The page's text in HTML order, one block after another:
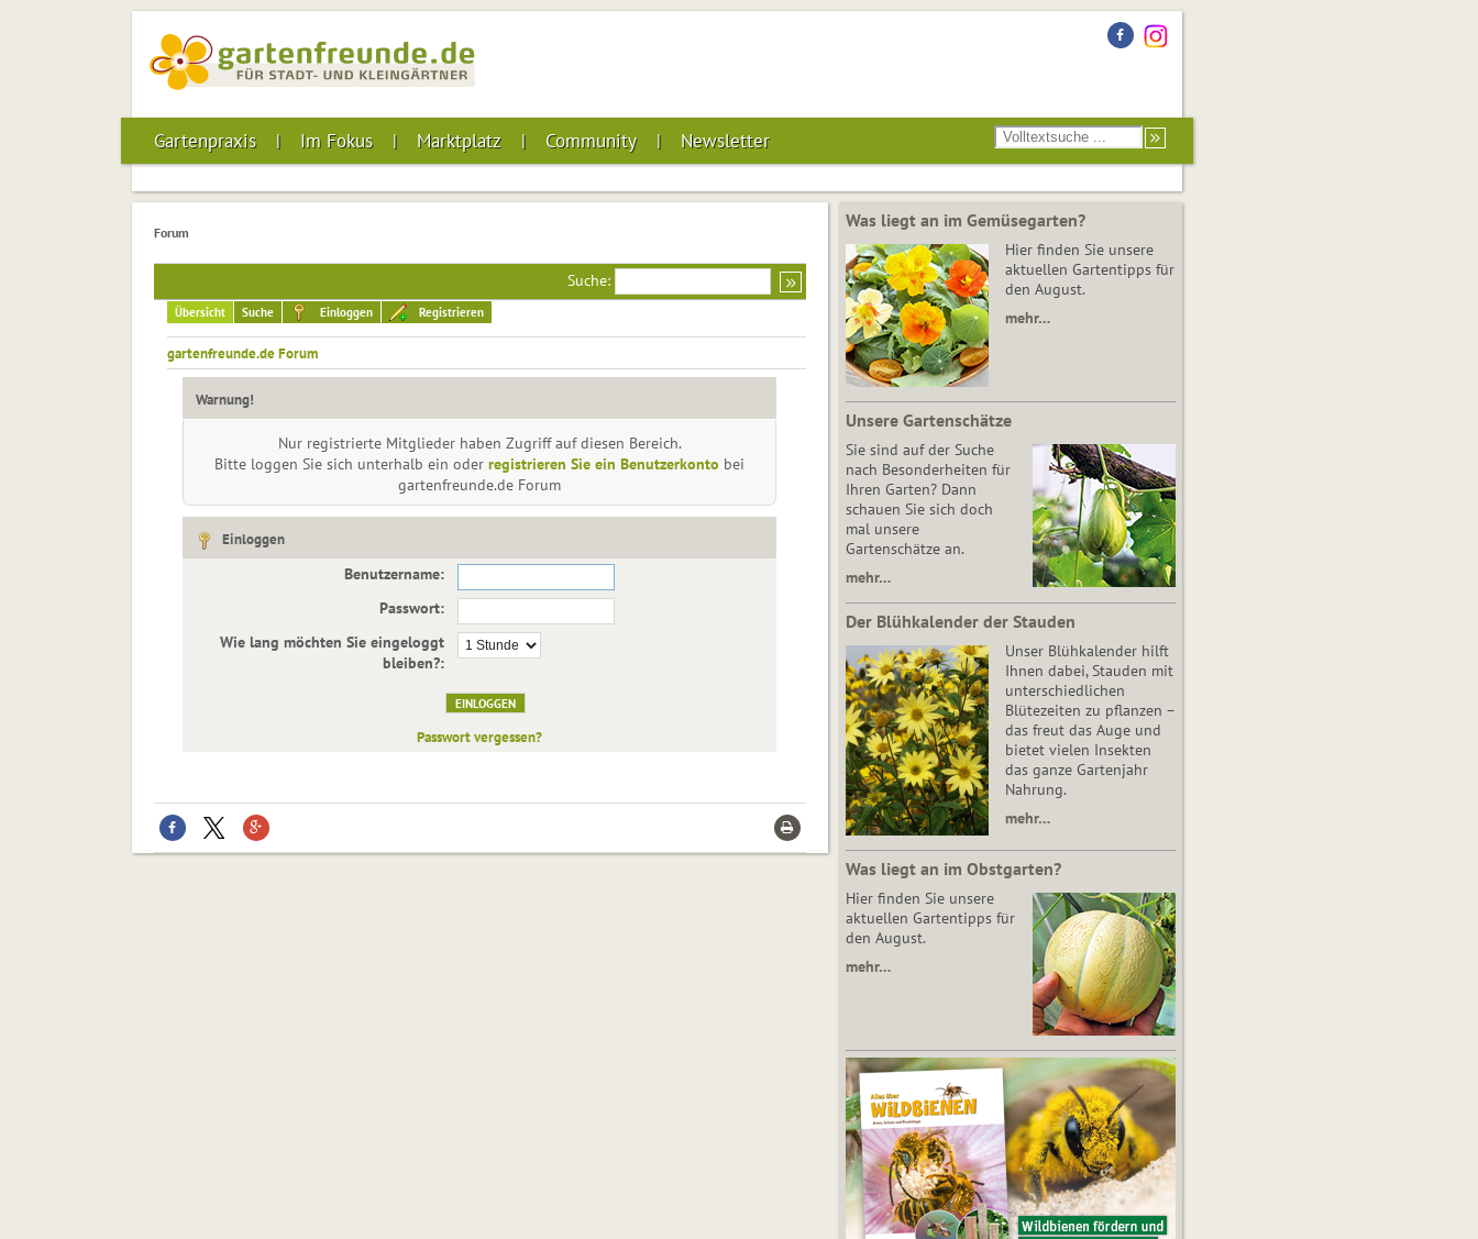
Gartenpraxis Im Fokus Marktplatz Community Newsletter
Forum
Suche:
Übersicht Suche Einloggen Registrieren
gartenfreunde.de Forum
Warnung!
Nur registrierte Mitglieder haben Zugriff auf diesen Bereich.
Bitte loggen Sie sich unterhalb ein oder registrieren Sie ein Benutzerkonto bei
gartenfreunde.de Forum
Einloggen
Benutzername:
Passwort:
Wie lang möchten Sie eingeloggt
bleiben?:
Passwort vergessen?
Was liegt an im Gemüsegarten?
Hier finden Sie unsere
aktuellen Gartentipps für
den August.
mehr…
Unsere Gartenschätze
Sie sind auf der Suche
nach Besonderheiten für
Ihren Garten? Dann
schauen Sie sich doch
mal unsere
Gartenschätze an.
mehr…
Der Blühkalender der Stauden
Unser Blühkalender hilft
Ihnen dabei, Stauden mit
unterschiedlichen
Blütezeiten zu pflanzen –
das freut das Auge und
bietet vielen Insekten
das ganze Gartenjahr
Nahrung.
mehr…
Was liegt an im Obstgarten?
Hier finden Sie unsere
aktuellen Gartentipps für
den August.
mehr…